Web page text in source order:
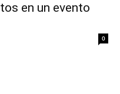
en un evento
0